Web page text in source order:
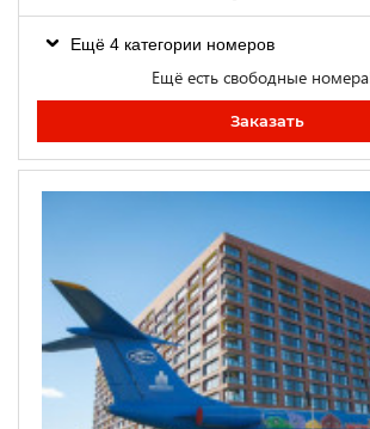
Ещё 4 категории номеров
Ещё есть свободные
Заказать